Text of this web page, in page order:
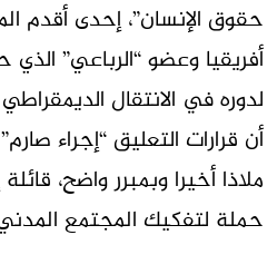
حقوق الإنسان”، إحدى أقدم
أفريقيا وعضو “الرباعي” الذي
أن قرارات التعليق “إجراء
ملاذا أخيرا وبمبرر واضح،
حملة لتفكيك المجتمع